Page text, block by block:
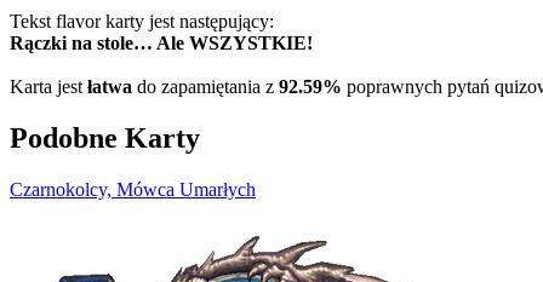
Tekst flavor karty jest następujący:
Rączki na stole… Ale WSZYSTKIE!
Karta jest łatwa do zapamiętania z 92.59% poprawnych pytań
Podobne Karty
Czarnokolcy, Mówca Umarłych